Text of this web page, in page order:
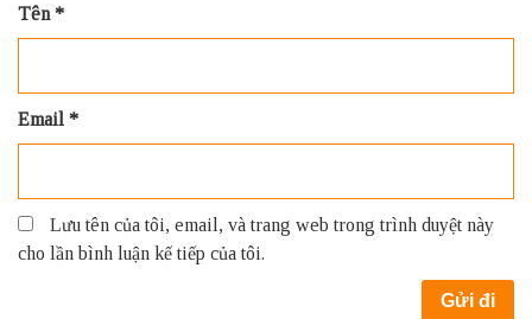
Tên *
Email *
Lưu tên của tôi, email, và trang web trong trình duyệt này
cho lần bình luận kế tiếp của tôi.